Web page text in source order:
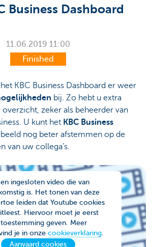
Business Dashboard
11.06.2019 11:00
Finished
KBC Business Dashboard er weer
bij. Zo hebt u extra
zeker als beheerder van
U kunt het KBC Business
nog beter afstemmen op de
van uw collega’s.
ingesloten video die van
is. Het tonen van deze
leiden dat Youtube cookies
Hiervoor moet je eerst
geven. Meer
je in onze cookieverklaring.
Aanvaard cookies